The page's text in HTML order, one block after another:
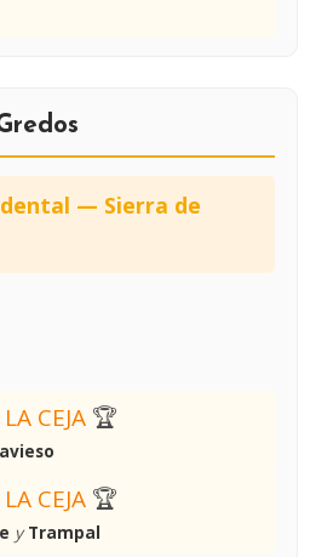
— Sierra de
CEJA 🏆
CEJA 🏆
yTrampal